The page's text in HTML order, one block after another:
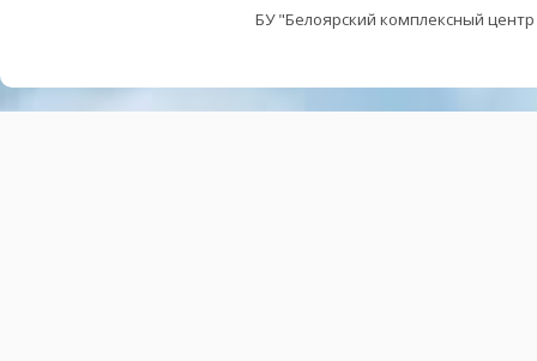
БУ "Белоярский комплексный